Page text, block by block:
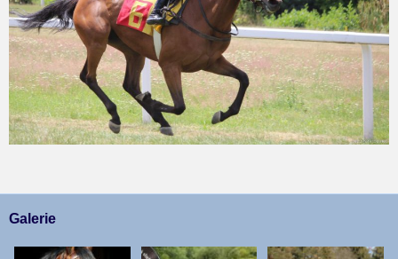
Galerie